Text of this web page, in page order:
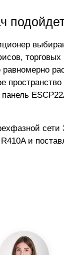
торговых
сети
и